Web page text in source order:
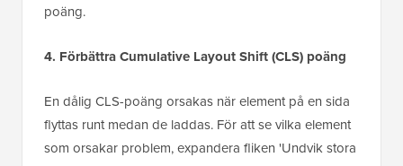
poäng.
4. Förbättra Cumulative Layout Shift (CLS) poäng
En dålig CLS-poäng orsakas när element på en sida
flyttas runt medan de laddas. För att se vilka element
som orsakar problem, expandera fliken 'Undvik stora